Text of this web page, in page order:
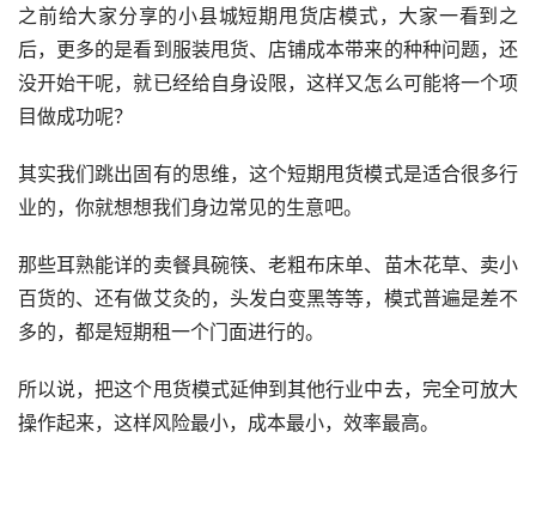
之前给大家分享的小县城短期甩货店模式，大家一看到之
后，更多的是看到服装甩货、店铺成本带来的种种问题，还
没开始干呢，就已经给自身设限，这样又怎么可能将一个项
目做成功呢？
其实我们跳出固有的思维，这个短期甩货模式是适合很多行
业的，你就想想我们身边常见的生意吧。
那些耳熟能详的卖餐具碗筷、老粗布床单、苗木花草、卖小
百货的、还有做艾灸的，头发白变黑等等，模式普遍是差不
多的，都是短期租一个门面进行的。
所以说，把这个甩货模式延伸到其他行业中去，完全可放大
操作起来，这样风险最小，成本最小，效率最高。